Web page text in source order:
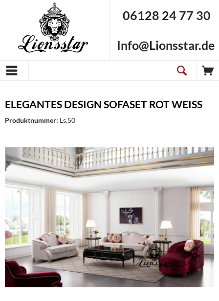
06128 24 77 30
Info@Lionsstar.de
ELEGANTES DESIGN SOFASET ROT WEISS
Produktnummer: Ls.50